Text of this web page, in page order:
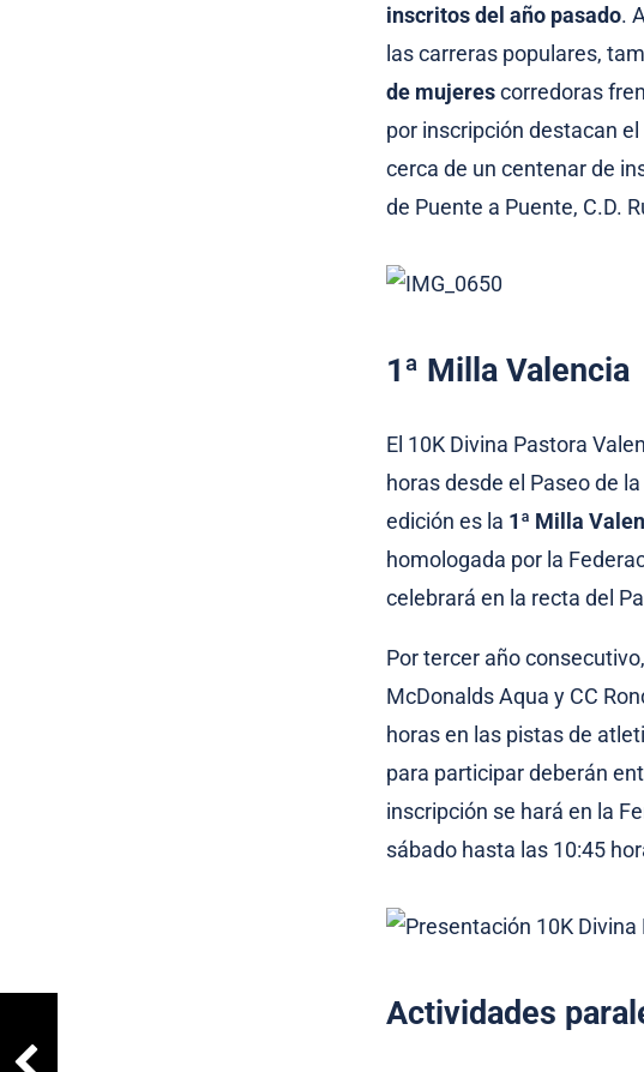
inscritos del año pasado.
las carreras populares,
de mujerescorredoras
por inscripción destacan
cerca de un centenar de
de Puente a Puente, C.D.
1ª Milla Valencia
El 10K Divina Pastora
horas desde el Paseo de
edición es la 1ª Milla
homologada por la
celebrará en la recta del
Por tercer año
McDonalds Aqua y CC
horas en las pistas de
para participar deberán
inscripción se hará en la
sábado hasta las 10:45
Actividades